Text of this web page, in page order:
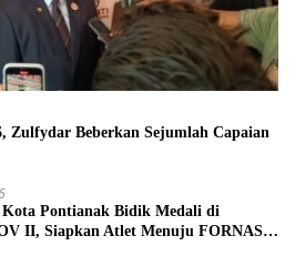
Zulfydar Beberkan Sejumlah Capaian
Kota Pontianak Bidik Medali di
II, Siapkan Atlet Menuju FORNAS